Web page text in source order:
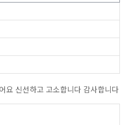
요 신선하고 고소합니다 감사합니다